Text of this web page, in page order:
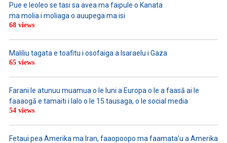
Pue e leoleo se tasi sa avea ma faipule o Kanata
ma molia i moliaga o auupega ma isi
68 views
Maliliu tagata e toafitu i osofaiga a Isaraelu i Gaza
65 views
Farani le atunuu muamua o le Iuni a Europa o le a faasā ai le
faaaogā e tamaiti i lalo o le 15 tausaga, o le social media
54 views
Fetaui pea Amerika ma Iran, faaopoopo ma faamata’u a Amerika